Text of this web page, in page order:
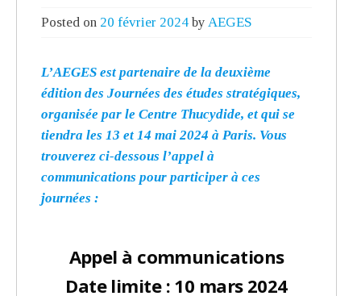
Posted on 20 février 2024 by AEGES
L’AEGES est partenaire de la deuxième
édition des Journées des études stratégiques,
organisée par le Centre Thucydide, et qui se
tiendra les 13 et 14 mai 2024 à Paris. Vous
trouverez ci-dessous l’appel à
communications pour participer à ces
journées :
Appel à communications
Date limite : 10 mars 2024